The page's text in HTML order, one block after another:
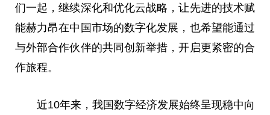
们一起，继续深化和优化云战略，让先进的技术赋
能赫力昂在中国市场的数字化发展，也希望能通过
与外部合作伙伴的共同创新举措，开启更紧密的合
作旅程。
近10年来，我国数字经济发展始终呈现稳中向